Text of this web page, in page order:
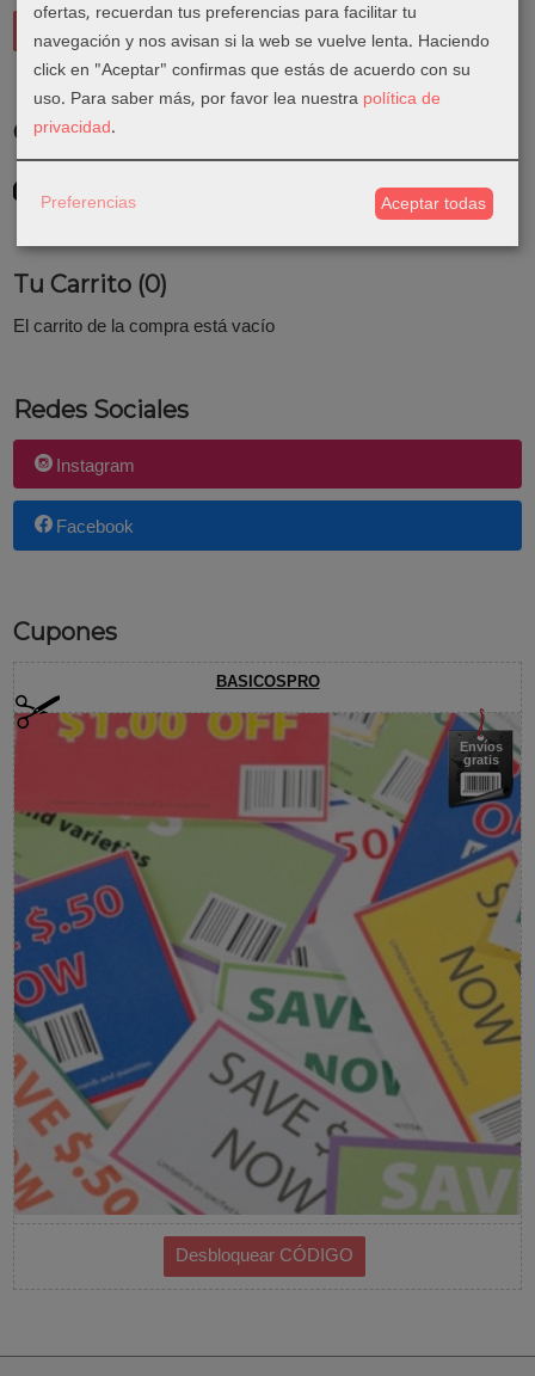
Costes de Envío
Consultar Destinos
Tu Carrito (0)
El carrito de la compra está vacío
Redes Sociales
Instagram
Facebook
Cupones
BASICOSPRO
Envíos
gratis
ofertas, recuerdan tus preferencias para facilitar tu
navegación y nos avisan si la web se vuelve lenta. Haciendo
click en "Aceptar" confirmas que estás de acuerdo con su
uso. Para saber más, por favor lea nuestra política de
privacidad.
Preferencias Aceptar todas